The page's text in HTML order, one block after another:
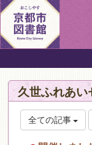
久世ふれあ
全ての記事